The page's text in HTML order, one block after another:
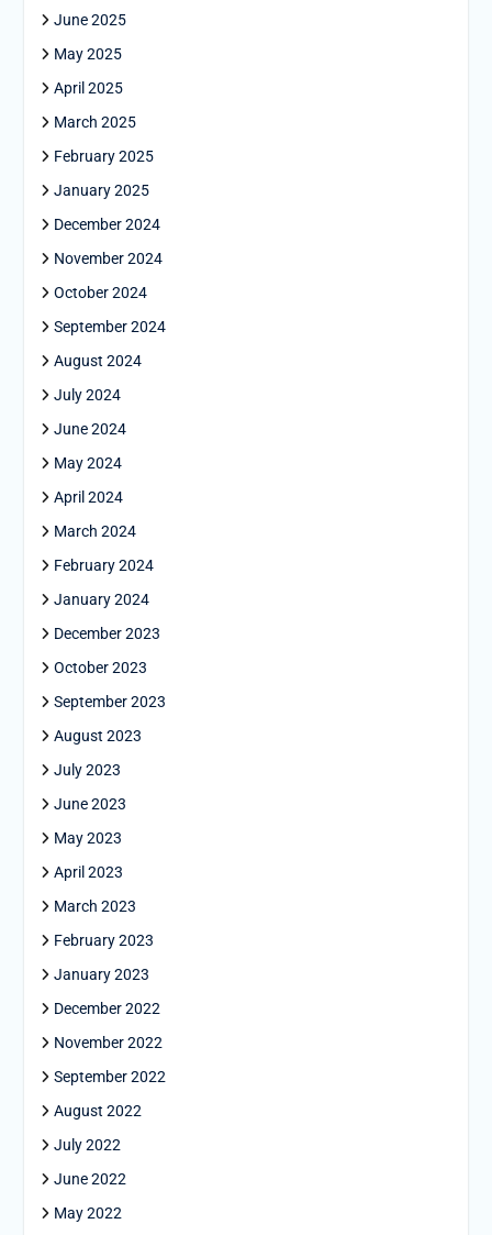
June 2025
May 2025
April 2025
March 2025
February 2025
January 2025
December 2024
November 2024
October 2024
September 2024
August 2024
July 2024
June 2024
May 2024
April 2024
March 2024
February 2024
January 2024
December 2023
October 2023
September 2023
August 2023
July 2023
June 2023
May 2023
April 2023
March 2023
February 2023
January 2023
December 2022
November 2022
September 2022
August 2022
July 2022
June 2022
May 2022